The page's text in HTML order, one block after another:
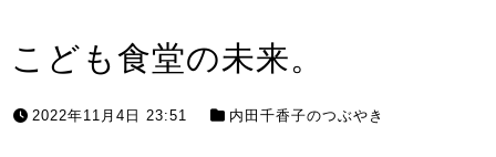
こども食堂の未来。
2022年11月4日 23:51 内田千香子のつぶやき